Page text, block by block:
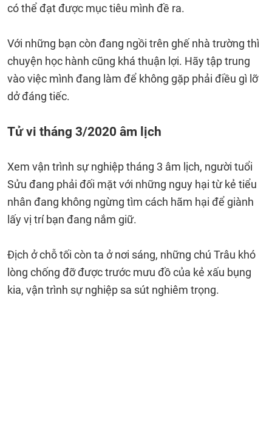
có thể đạt được mục tiêu mình đề ra.
Với những bạn còn đang ngồi trên ghế nhà trường thì
chuyện học hành cũng khá thuận lợi. Hãy tập trung
vào việc mình đang làm để không gặp phải điều gì lỡ
dở đáng tiếc.
Tử vi tháng 3/2020 âm lịch
Xem vận trình sự nghiệp tháng 3 âm lịch, người tuổi
Sửu đang phải đối mặt với những nguy hại từ kẻ tiểu
nhân đang không ngừng tìm cách hãm hại để giành
lấy vị trí bạn đang nắm giữ.
Địch ở chỗ tối còn ta ở nơi sáng, những chú Trâu khó
lòng chống đỡ được trước mưu đồ của kẻ xấu bụng
kia, vận trình sự nghiệp sa sút nghiêm trọng.